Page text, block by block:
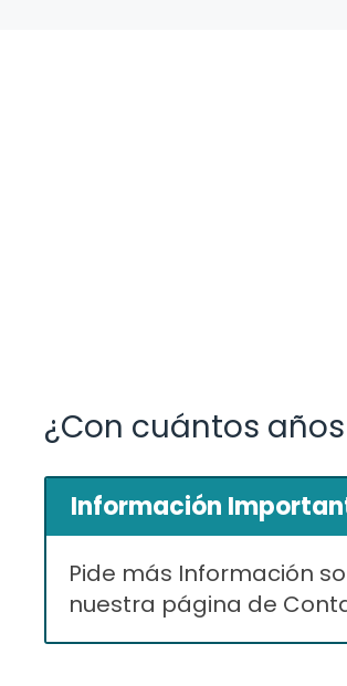
¿Con cuántos
Información
Pide más Información
nuestra página de